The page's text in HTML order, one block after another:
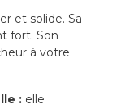
et solide. Sa
fort. Son
à votre
: elle